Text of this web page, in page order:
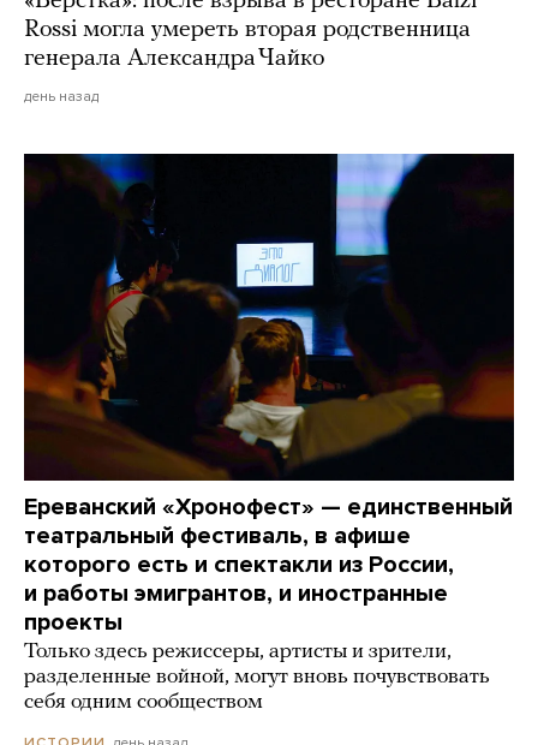
Rossi могла умереть вторая родственница
генерала Александра Чайко
день назад
Ереванский «Хронофест» — единственный
театральный фестиваль, в афише
которого есть и спектакли из России,
и работы эмигрантов, и иностранные
проекты
Только здесь режиссеры, артисты и зрители,
разделенные войной, могут вновь почувствовать
себя одним сообществом